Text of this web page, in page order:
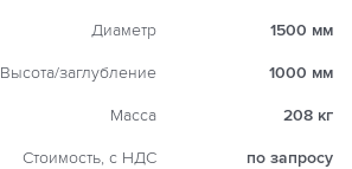
Диаметр 1500 мм
Высота/заглубление 1000 мм
Масса 208 кг
Стоимость, с НДС по запросу